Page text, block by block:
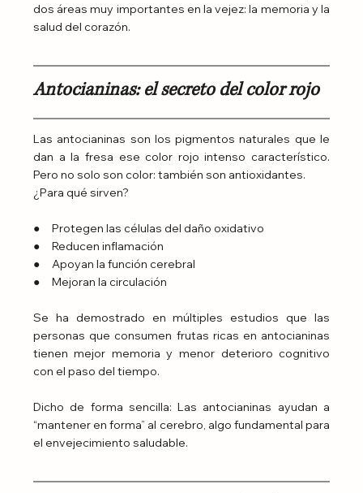
dos áreas muy importantes en la vejez: la memoria y la
salud del corazón.
Antocianinas: el secreto del color rojo
Las antocianinas son los pigmentos naturales que le
dan a la fresa ese color rojo intenso característico.
Pero no solo son color: también son antioxidantes.
¿Para qué sirven?
●     Protegen las células del daño oxidativo
●     Reducen inflamación
●     Apoyan la función cerebral
●     Mejoran la circulación
Se ha demostrado en múltiples estudios que las
personas que consumen frutas ricas en antocianinas
tienen mejor memoria y menor deterioro cognitivo
con el paso del tiempo.
Dicho de forma sencilla: Las antocianinas ayudan a
“mantener en forma” al cerebro, algo fundamental para
el envejecimiento saludable.